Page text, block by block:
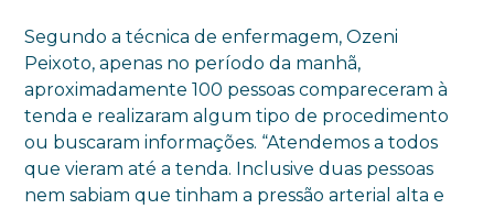
Segundo a técnica de enfermagem, Ozeni
Peixoto, apenas no período da manhã,
aproximadamente 100 pessoas compareceram à
tenda e realizaram algum tipo de procedimento
ou buscaram informações. “Atendemos a todos
que vieram até a tenda. Inclusive duas pessoas
nem sabiam que tinham a pressão arterial alta e